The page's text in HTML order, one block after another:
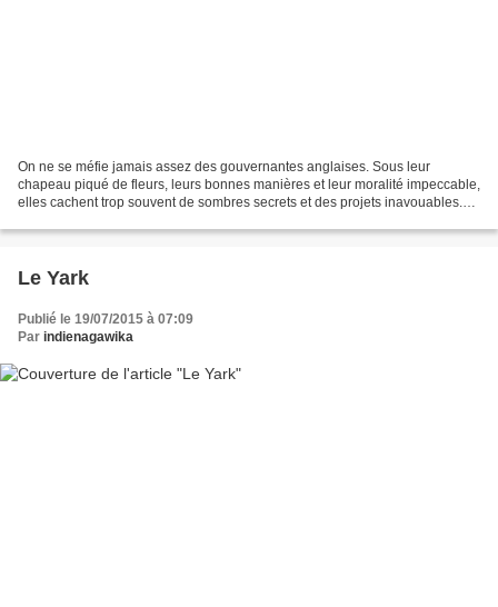
On ne se méfie jamais assez des gouvernantes anglaises. Sous leur
chapeau piqué de fleurs, leurs bonnes manières et leur moralité impeccable,
elles cachent trop souvent de sombres secrets et des projets inavouables.
Le Yark
Publié le 19/07/2015 à 07:09
Par indienagawika